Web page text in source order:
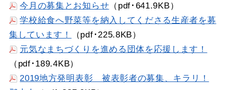
今月の募集とお知らせ （pdf･641.9KB）
学校給食へ野菜等を納入してくださる生産者を募
集しています！
（pdf･225.8KB）
元気なまちづくりを進める団体を応援します！
（pdf･189.4KB）
2019地方発明表彰 被表彰者の募集、キラリ！